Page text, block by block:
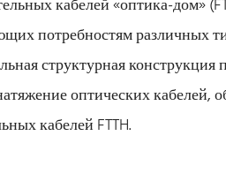
кабелей «оптика-дом»
потребностям различных
структурная конструкция
оптических кабелей,
кабелей FTTH.